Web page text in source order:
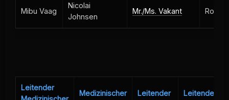
Mibu Vaag
Nicolai
Johnsen
Mr./Ms. Vakant
Leitender
Medizinischer
Leitender
Leitender